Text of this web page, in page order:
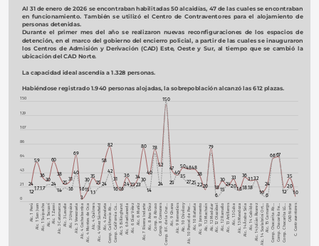
Al 31 de enero de 2026 se encontraban habilitadas 50 alcaidías, 47 de las cuales se encontraban
en funcionamiento. También se utilizó el Centro de Contraventores para el alojamiento de
personas detenidas.
Durante el primer mes del año se realizaron nuevas reconfiguraciones de los espacios de
detención, en el marco del gobierno del encierro policial, a partir de las cuales se inauguraron
los Centros de Admisión y Derivación (CAD) Este, Oeste y Sur, al tiempo que se cambió la
ubicación del CAD Norte.
La capacidad ideal ascendía a 1.328 personas.
Habiéndose registrado 1.940 personas alojadas, la sobrepoblación alcanzó las 612 plazas.
0
21
43
64
86
107
129
150
Alc. 1 PerúAlc. 1 San JuanAlc. 1 SuipachaAlc. 1 TacuaríAlc. 1 ZanniAlc. 3 CatamarcaAlc. 3 LavalleAlc. 3 UrquizaAlc. 3 VenezuelaAlc. 4 CochabambaAlc. 4 Montes de OcaAlc. 4 QuilmesAlc. 4 Vélez SársfieldAlc. 4 ZavaletaComp. California Ab…Comp. California Co…Alc. 5 BillinghurstAlc. 6 AvellanedaAlc. 6 Díaz VélezAlc. 6 MuñizAlc. 7 Rivera IndarteAlc. 8 Ana DíazComp. 8 AbusoComp. 8 ComunesComp. 8 F. de la Cruz…Alc. 9 GhanaAlc. 9 RemediosAlc. 10 ChivilcoyAlc. 10 Porcel de Per…Alc. 10 RafaelaAlc. 12 JuramentoAlc. 12 MachaínAlc. 12 ModularAlc. 12 OlazábalAlc. 12 RamalloAlc. 13 ArtillerosAlc. 13 CubaAlc. 13 MendozaAlc. 14 Árabe SiriaAlc. 14 CabildoAlc. 14 Julián ÁlvarezAlc. 14 Scalabrini Ort…Alc. 15 CamargoComp. Chacarita Ab…Comp. Chacarita Fe…Comp. Chacarita LG…CAD NorteC. Contraventores
24
59
36
30
60
38
25
31
69
3
15
35
25
58
82
31
36
23
34
80
40
78
52
47 504848
38
79
18
30 33 36
31
24
67
35
12
1717
24
14 16
40
16
30
11
24
42
1616
24 23
30
14
24
150
25
40
35
27252220
6
15
2420161818
32
10 6
66
12
20
10